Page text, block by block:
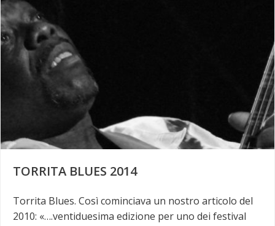
TORRITA BLUES 2014
Torrita Blues. Così cominciava un nostro articolo del
2010: «….ventiduesima edizione per uno dei festival